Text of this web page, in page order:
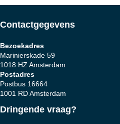
Contactgegevens
Bezoekadres
Marinierskade 59
1018 HZ Amsterdam
Postadres
Postbus 16664
1001 RD Amsterdam
Dringende vraag?